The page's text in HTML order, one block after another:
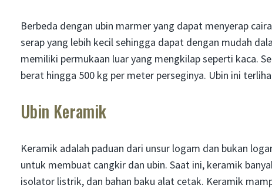
Berbeda dengan ubin marmer yang dapat menyerap
serap yang lebih kecil sehingga dapat dengan mudah
memiliki permukaan luar yang mengkilap seperti kaca.
berat hingga 500 kg per meter perseginya. Ubin ini
Ubin Keramik
Keramik adalah paduan dari unsur logam dan bukan
untuk membuat cangkir dan ubin. Saat ini, keramik
isolator listrik, dan bahan baku alat cetak. Keramik